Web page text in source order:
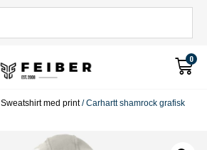
0
Sweatshirt med print/ Carhartt shamrock grafisk